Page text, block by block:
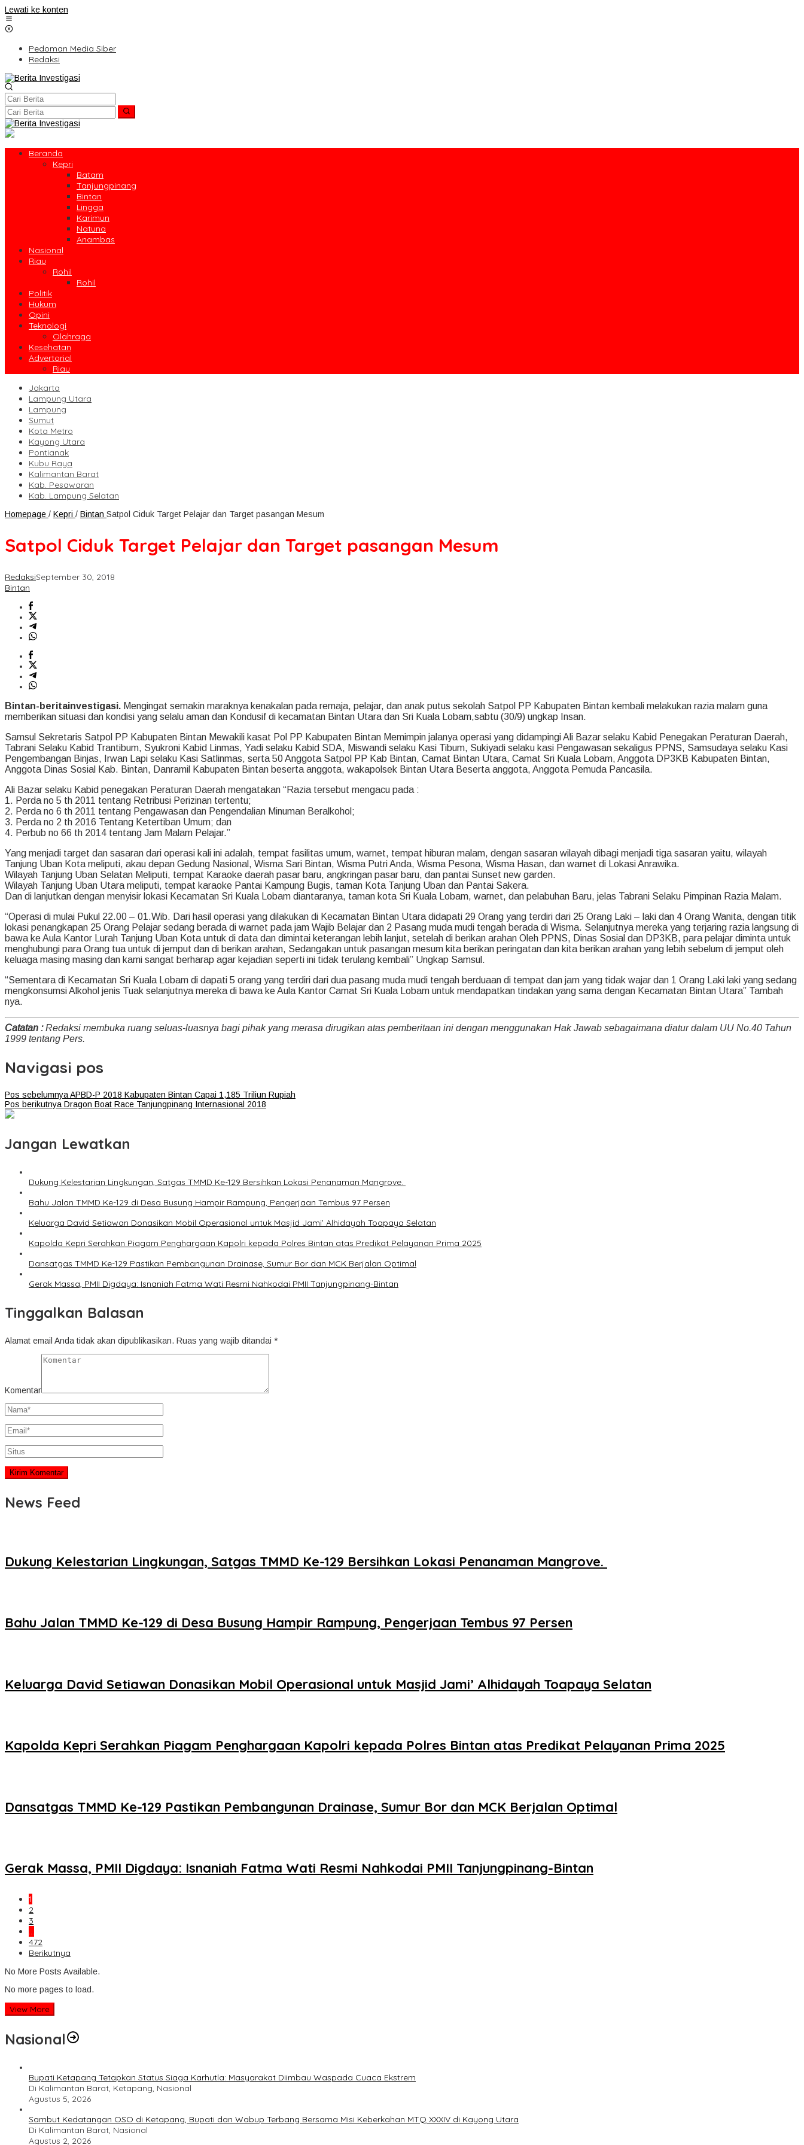
Lewati ke konten
Pedoman Media Siber
Redaksi
Beranda
Kepri
Batam
Tanjungpinang
Bintan
Lingga
Karimun
Natuna
Anambas
Nasional
Riau
Rohil
Rohil
Politik
Hukum
Opini
Teknologi
Olahraga
Kesehatan
Advertorial
Riau
Jakarta
Lampung Utara
Lampung
Sumut
Kota Metro
Kayong Utara
Pontianak
Kubu Raya
Kalimantan Barat
Kab. Pesawaran
Kab. Lampung Selatan
Homepage / Kepri / Bintan Satpol Ciduk Target Pelajar dan Target pasangan Mesum
Satpol Ciduk Target Pelajar dan Target pasangan Mesum
RedaksiSeptember 30, 2018
Bintan
Bintan-beritainvestigasi. Mengingat semakin maraknya kenakalan pada remaja, pelajar, dan anak putus sekolah Satpol PP Kabupaten Bintan kembali melakukan razia malam guna
memberikan situasi dan kondisi yang selalu aman dan Kondusif di kecamatan Bintan Utara dan Sri Kuala Lobam,sabtu (30/9) ungkap Insan.
Samsul Sekretaris Satpol PP Kabupaten Bintan Mewakili kasat Pol PP Kabupaten Bintan Memimpin jalanya operasi yang didampingi Ali Bazar selaku Kabid Penegakan Peraturan Daerah,
Tabrani Selaku Kabid Trantibum, Syukroni Kabid Linmas, Yadi selaku Kabid SDA, Miswandi selaku Kasi Tibum, Sukiyadi selaku kasi Pengawasan sekaligus PPNS, Samsudaya selaku Kasi
Pengembangan Binjas, Irwan Lapi selaku Kasi Satlinmas, serta 50 Anggota Satpol PP Kab Bintan, Camat Bintan Utara, Camat Sri Kuala
Lobam, Anggota DP3KB Kabupaten Bintan,
Anggota Dinas Sosial Kab. Bintan, Danramil Kabupaten Bintan beserta anggota, wakapolsek Bintan Utara Beserta anggota, Anggota Pemuda Pancasila.
Ali Bazar selaku Kabid penegakan Peraturan Daerah mengatakan “Razia tersebut mengacu pada :
1. Perda no 5 th 2011 tentang Retribusi Perizinan tertentu;
2. Perda no 6 th 2011 tentang Pengawasan dan Pengendalian Minuman Beralkohol;
3. Perda no 2 th 2016 Tentang Ketertiban Umum; dan
4. Perbub no 66 th 2014 tentang Jam Malam Pelajar.”
Yang menjadi target dan sasaran dari operasi kali ini adalah, tempat fasilitas umum, warnet, tempat hiburan malam, dengan sasaran wilayah dibagi menjadi tiga sasaran yaitu, wilayah
Tanjung Uban Kota meliputi, akau depan Gedung Nasional, Wisma Sari Bintan, Wisma Putri Anda, Wisma Pesona, Wisma Hasan, dan warnet di Lokasi Anrawika.
Wilayah Tanjung Uban Selatan Meliputi, tempat Karaoke daerah pasar baru, angkringan pasar baru, dan pantai Sunset new garden.
Wilayah Tanjung Uban Utara meliputi, tempat karaoke Pantai Kampung Bugis, taman Kota Tanjung Uban dan Pantai Sakera.
Dan di lanjutkan dengan menyisir lokasi Kecamatan Sri Kuala Lobam diantaranya, taman kota Sri Kuala Lobam, warnet, dan pelabuhan Baru, jelas Tabrani Selaku Pimpinan Razia Malam.
“Operasi di mulai Pukul 22.00 – 01.Wib. Dari hasil operasi yang dilakukan di Kecamatan Bintan Utara didapati 29 Orang yang terdiri dari 25 Orang Laki – laki dan 4 Orang Wanita, dengan titik
lokasi penangkapan 25 Orang Pelajar sedang berada di warnet pada jam Wajib Belajar dan 2 Pasang muda mudi tengah berada di Wisma. Selanjutnya mereka yang terjaring razia langsung di
bawa ke Aula Kantor Lurah Tanjung Uban Kota untuk di data dan dimintai keterangan lebih lanjut, setelah di berikan arahan Oleh PPNS, Dinas Sosial dan DP3KB, para pelajar diminta untuk
menghubungi para Orang tua untuk di jemput dan di berikan arahan, Sedangakan untuk pasangan mesum kita berikan peringatan dan kita berikan arahan yang lebih sebelum di jemput oleh
keluaga masing masing dan kami sangat berharap agar kejadian seperti ini tidak terulang kembali” Ungkap Samsul.
“Sementara di Kecamatan Sri Kuala Lobam di dapati 5 orang yang terdiri dari dua pasang muda mudi tengah berduaan di tempat dan jam yang tidak wajar dan 1 Orang Laki laki yang sedang
mengkonsumsi Alkohol jenis Tuak selanjutnya mereka di bawa ke Aula Kantor Camat Sri Kuala Lobam untuk mendapatkan tindakan yang sama dengan Kecamatan Bintan Utara” Tambah
nya.
Catatan :Redaksi membuka ruang seluas-luasnya bagi pihak yang merasa dirugikan atas pemberitaan ini dengan menggunakan Hak Jawab sebagaimana diatur dalam UU No.40 Tahun
1999 tentang Pers.
Navigasi pos
Pos sebelumnyaAPBD-P 2018 Kabupaten Bintan Capai 1,185 Triliun Rupiah
Pos berikutnyaDragon Boat Race Tanjungpinang Internasional 2018
Jangan Lewatkan
Dukung Kelestarian Lingkungan, Satgas TMMD Ke-129 Bersihkan Lokasi Penanaman Mangrove.
Bahu Jalan TMMD Ke-129 di Desa Busung Hampir Rampung, Pengerjaan Tembus 97 Persen
Keluarga David Setiawan Donasikan Mobil Operasional untuk Masjid Jami’ Alhidayah Toapaya Selatan
Kapolda Kepri Serahkan Piagam Penghargaan Kapolri kepada Polres Bintan atas Predikat Pelayanan Prima 2025
Dansatgas TMMD Ke-129 Pastikan Pembangunan Drainase, Sumur Bor dan MCK Berjalan Optimal
Gerak Massa, PMII Digdaya: Isnaniah Fatma Wati Resmi Nahkodai PMII Tanjungpinang-Bintan
Tinggalkan Balasan
Alamat email Anda tidak akan dipublikasikan. Ruas yang wajib ditandai *
Komentar
News Feed
Dukung Kelestarian Lingkungan, Satgas TMMD Ke-129 Bersihkan Lokasi Penanaman Mangrove.
Bahu Jalan TMMD Ke-129 di Desa Busung Hampir Rampung, Pengerjaan Tembus 97 Persen
Keluarga David Setiawan Donasikan Mobil Operasional untuk Masjid Jami’ Alhidayah Toapaya Selatan
Kapolda Kepri Serahkan Piagam Penghargaan Kapolri kepada Polres Bintan atas Predikat Pelayanan Prima 2025
Dansatgas TMMD Ke-129 Pastikan Pembangunan Drainase, Sumur Bor dan MCK Berjalan Optimal
Gerak Massa, PMII Digdaya: Isnaniah Fatma Wati Resmi Nahkodai PMII Tanjungpinang-Bintan
1
2
3
…
472
Berikutnya
No More Posts Available.
No more pages to load.
View More
Nasional
Bupati Ketapang Tetapkan Status Siaga Karhutla: Masyarakat Diimbau Waspada Cuaca Ekstrem
Di Kalimantan Barat, Ketapang, Nasional
Agustus 5, 2026
Sambut Kedatangan OSO di Ketapang, Bupati dan Wabup Terbang Bersama Misi Keberkahan MTQ XXXIV di Kayong Utara
Di Kalimantan Barat, Nasional
Agustus 2, 2026